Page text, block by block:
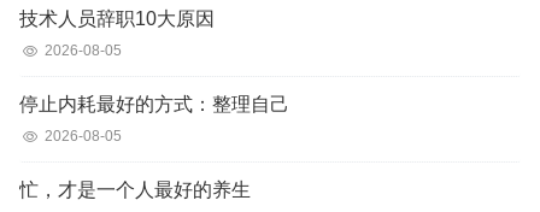
技术人员辞职10大原因
2026-08-05
停止内耗最好的方式：整理自己
2026-08-05
忙，才是一个人最好的养生